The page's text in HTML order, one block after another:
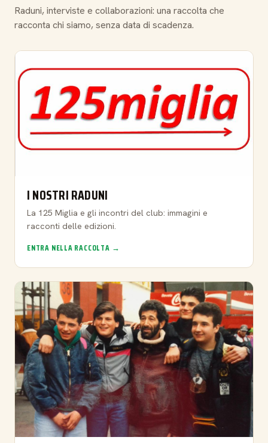
Raduni, interviste e collaborazioni: una raccolta che
racconta chi siamo, senza data di scadenza.
I NOSTRI RADUNI
La 125 Miglia e gli incontri del club: immagini e
racconti delle edizioni.
ENTRA NELLA RACCOLTA →